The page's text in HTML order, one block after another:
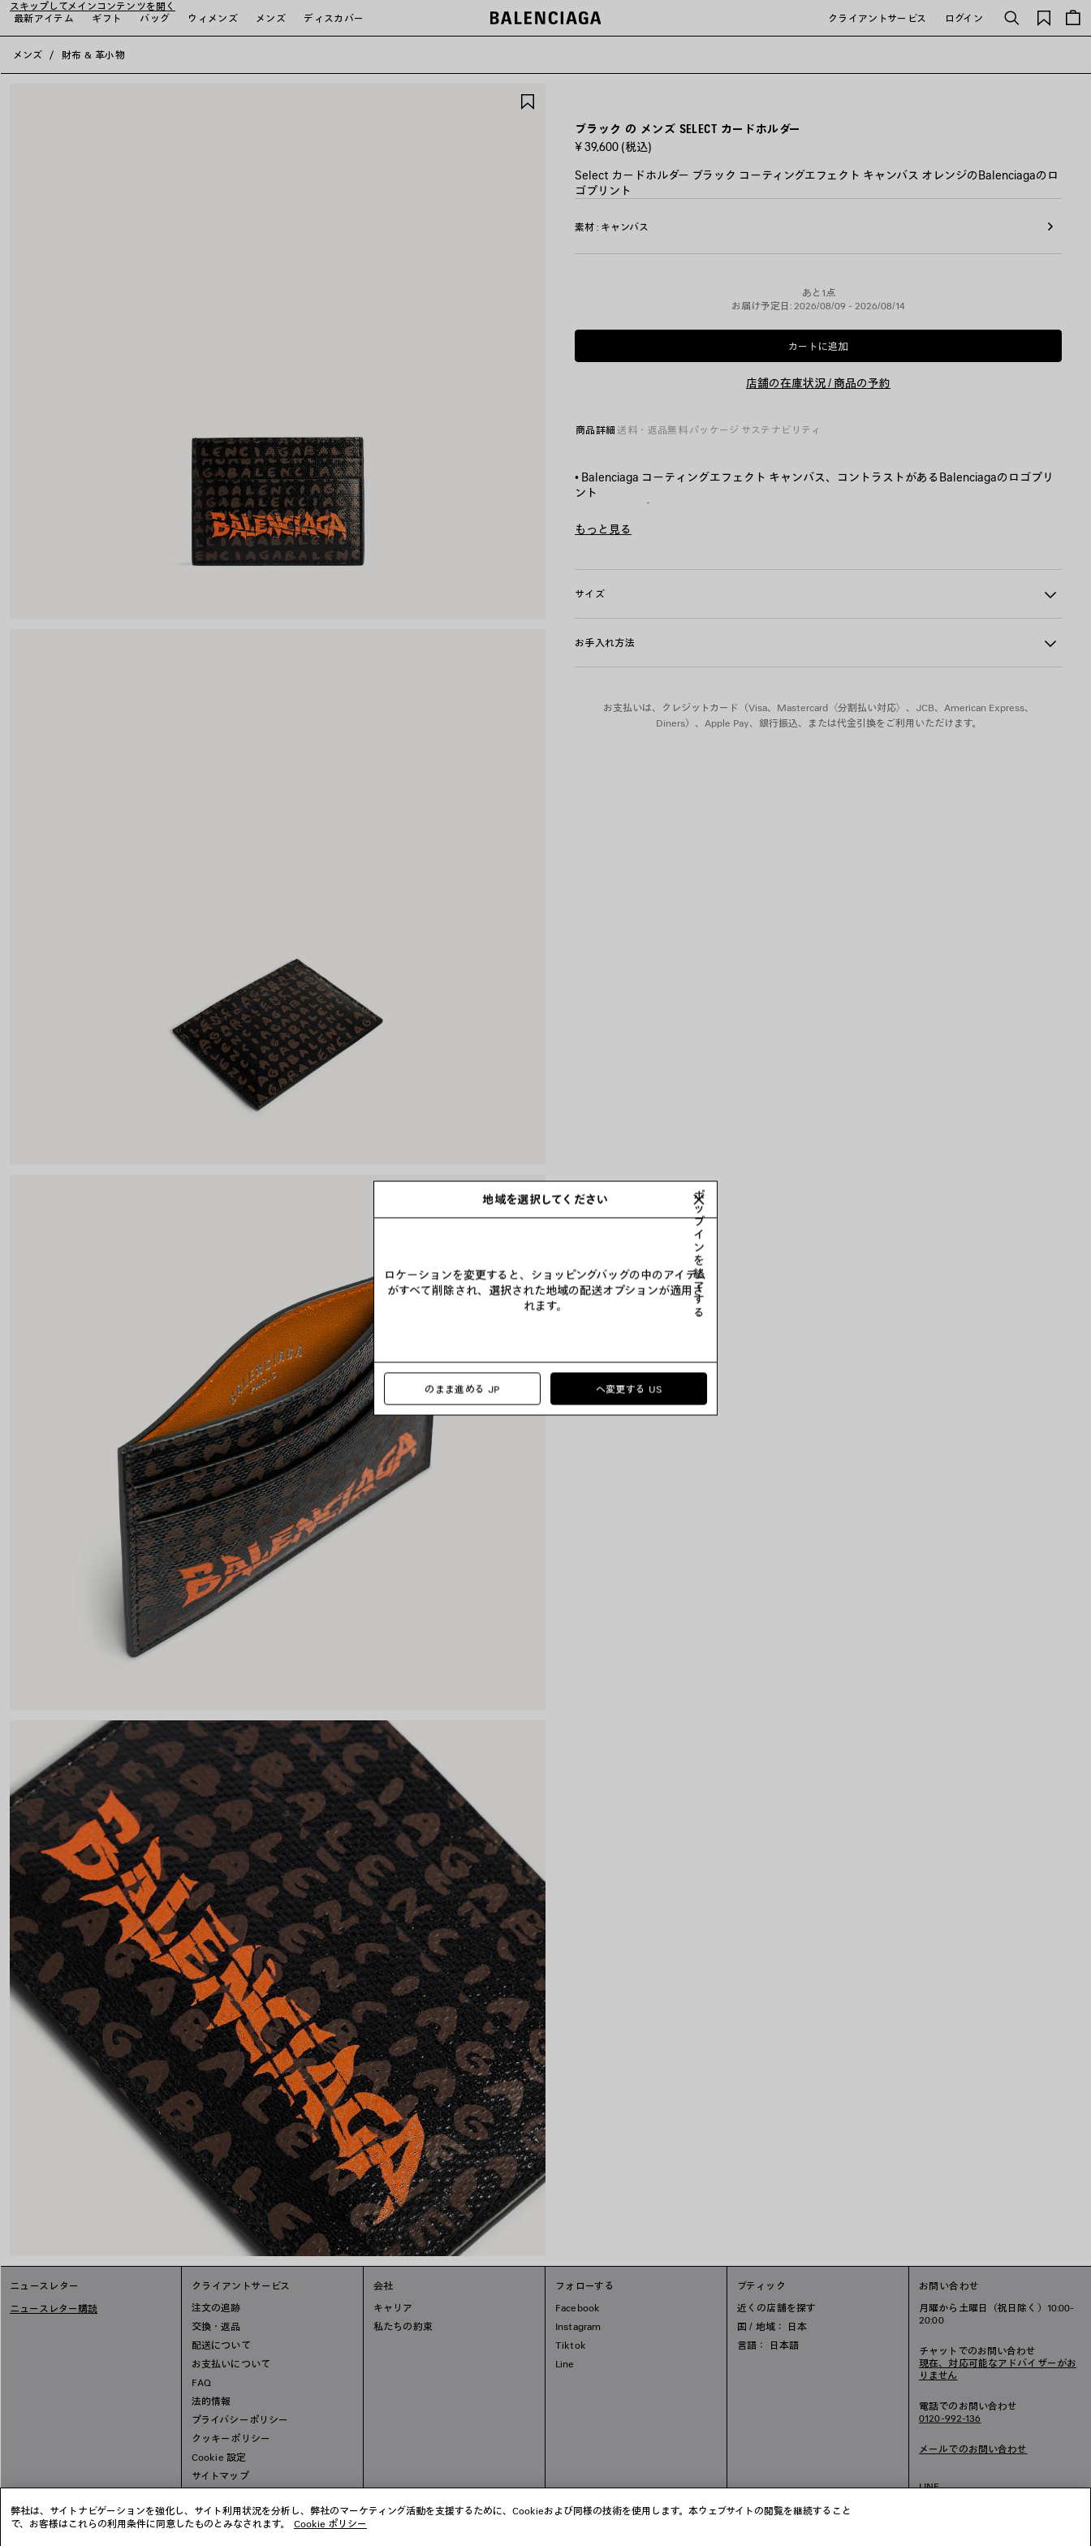
スキップしてメインコンテンツを開く
最新アイテム
ギフト バッグ ウィメンズ メンズ ディスカバー クライアントサービス ログイン
検
索
保
存
た
close the banner
メンズ 財布 & 革小物
ブラック の メンズ SELECT カードホルダー
¥ 39,600 (税込)
Select カードホルダー ブラック コーティングエフェクト キャンバス オレンジのBalenciagaのロ
ゴプリント
カ
ラ
ラ
素材 : キャンバス
あと1点
お届け予定日: 2026/08/09 - 2026/08/14
カ
ー
ト
に
カートに追加
サ
イ
ズ
を
さ
い
店舗の在庫状況 / 商品の予約
商品詳細 送料・返品無料 パッケージ サステナビリティ
• Balenciaga コーティングエフェクト キャンバス、コントラストがあるBalenciagaのロゴプリ
ント
• カードスロット x4
• ビルポケット x1
素材：コットン、リネン、ポリウレタン
もっと見る
サイズ
お手入れ方法
お支払いは、クレジットカード（Visa、Mastercard〈分割払い対応〉、JCB、American Express、
Diners）、Apple Pay、銀行振込、または代金引換をご利用いただけます。
ニュースレター
ニュースレター購読
クライアントサービス
注文の追跡
交換・返品
配送について
お支払いについて
FAQ
法的情報
プライバシーポリシー
クッキーポリシー
Cookie 設定
サイトマップ
会社
キャリア
私たちの約束
フォローする
Facebook
Instagram
Tiktok
Line
ブティック
近くの店舗を探す
国 / 地域： 日本
言語： 日本語
お問い合わせ
月曜から土曜日（祝日除く）10:00-
20:00
チャットでのお問い合わせ
現在、対応可能なアドバイザーがお
りません
電話でのお問い合わせ
0120-992-136
メールでのお問い合わせ
LINE
地域を選択してください
ポ
ッ
プ
イ
ン
を
終
了
す
る
ロケーションを変更すると、ショッピングバッグの中のアイテム
がすべて削除され、選択された地域の配送オプションが適用さ
れます。
のまま進める JP へ変更する US
弊社は、サイトナビゲーションを強化し、サイト利用状況を分析し、弊社のマーケティング活動を支援するために、Cookieおよび同様の技術を使用します。本ウェブサイトの閲覧を継続すること
で、お客様はこれらの利用条件に同意したものとみなされます。
Cookie ポリシー